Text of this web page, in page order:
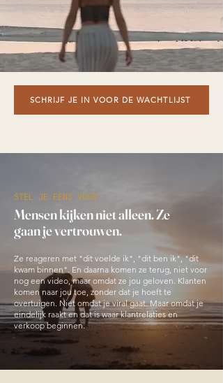
SCHRIJF JE IN VOOR DE WACHTLIJST
STEL JE EENS VOOR
Mensen kijken niet alleen. Ze
gaan je vertrouwen.
Ze reageren met "dit voelde ik", "dit ben ik", "dit
kwam binnen". En daarna komen ze terug, niet voor
nog een video, maar omdat ze jou geloven. Klanten
komen naar jou toe, zonder dat je hoeft te
overtuigen. Niet omdat je viral gaat. Maar omdat je
eindelijk raakt en dat is waar klantrelaties en
verkoop beginnen.